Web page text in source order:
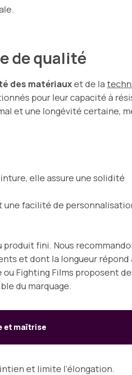
de qualité
des matériauxet de la
pour leur capacité à
et une longévité certaine,
elle assure une solidité
facilité de
fini. Nous
et dont la longueur répond
Fighting Films proposent
du marquage.
et maîtrise
et limite l’élongation.